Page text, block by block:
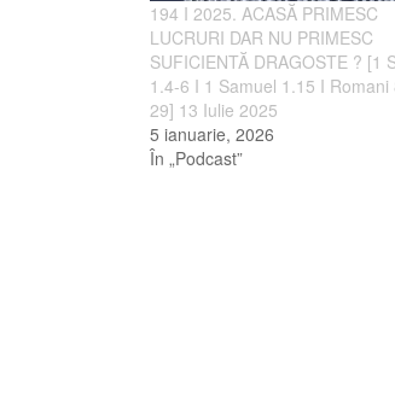
194 I 2025. ACASĂ PRIMESC
LUCRURI DAR NU PRIMESC
SUFICIENTĂ DRAGOSTE ? [1
1.4-6 I 1 Samuel 1.15 I Romani
29] 13 Iulie 2025
5 ianuarie, 2026
În „Podcast”